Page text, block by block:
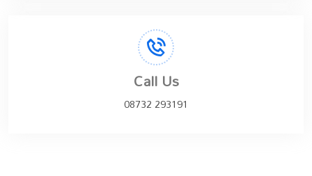
Call Us
08732 293191